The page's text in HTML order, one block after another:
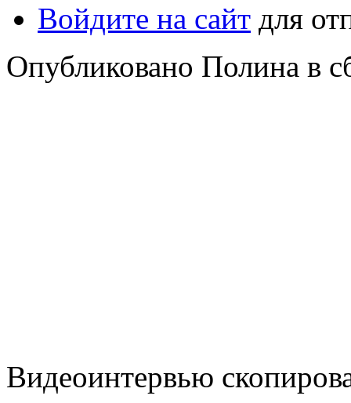
Войдите на сайт для
Опубликовано Полина в
Видеоинтервью